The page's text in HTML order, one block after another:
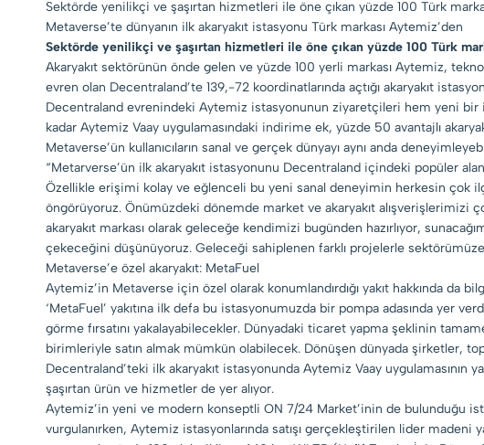
Sektörde yenilikçi ve şaşırtan hizmetleri ile öne çıkan yüzde 100 Türk
Metaverse’te dünyanın ilk akaryakıt istasyonu Türk markası Aytemiz’den
Sektörde yenilikçi ve şaşırtan hizmetleri ile öne çıkan yüzde 100 Türk
Akaryakıt sektörünün önde gelen ve yüzde 100 yerli markası Aytemiz,
evren olan Decentraland’te 139,-72 koordinatlarında açtığı akaryakıt
Decentraland evrenindeki Aytemiz istasyonunun ziyaretçileri hem yeni bir
kadar Aytemiz Vaay uygulamasındaki indirime ek, yüzde 50 avantajlı
Metaverse’ün kullanıcıların sanal ve gerçek dünyayı aynı anda
“Metarverse’ün ilk akaryakıt istasyonunu Decentraland içindeki popüler
Özellikle erişimi kolay ve eğlenceli bu yeni sanal deneyimin herkesin
öngörüyoruz. Önümüzdeki dönemde market ve akaryakıt
akaryakıt markası olarak geleceğe kendimizi bugünden hazırlıyor,
çekeceğini düşünüyoruz. Geleceği sahiplenen farklı projelerle
Metaverse’e özel akaryakıt: MetaFuel
Aytemiz’in Metaverse için özel olarak konumlandırdığı yakıt hakkında
‘MetaFuel’ yakıtına ilk defa bu istasyonumuzda bir pompa adasında yer
görme fırsatını yakalayabilecekler. Dünyadaki ticaret yapma şeklinin
birimleriyle satın almak mümkün olabilecek. Dönüşen dünyada şirketler,
Decentraland’teki ilk akaryakıt istasyonunda Aytemiz Vaay
şaşırtan ürün ve hizmetler de yer alıyor.
Aytemiz’in yeni ve modern konseptli ON 7/24 Market’inin de bulunduğu
vurgulanırken, Aytemiz istasyonlarında satışı gerçekleştirilen lider